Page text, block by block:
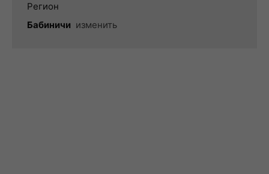
Регион
Бабиничи изменить